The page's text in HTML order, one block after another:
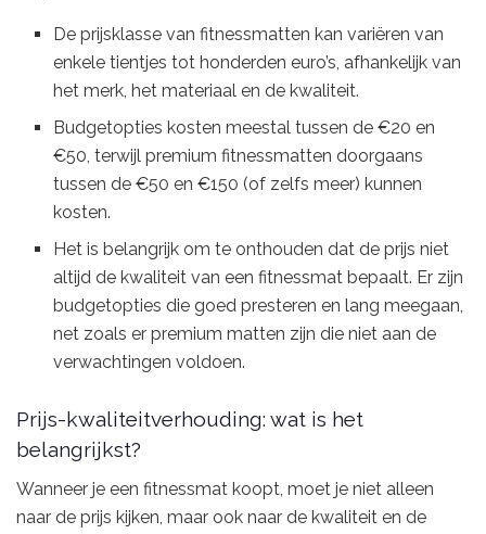
De prijsklasse van fitnessmatten kan variëren van
enkele tientjes tot honderden euro’s, afhankelijk van
het merk, het materiaal en de kwaliteit.
Budgetopties kosten meestal tussen de €20 en
€50, terwijl premium fitnessmatten doorgaans
tussen de €50 en €150 (of zelfs meer) kunnen
kosten.
Het is belangrijk om te onthouden dat de prijs niet
altijd de kwaliteit van een fitnessmat bepaalt. Er zijn
budgetopties die goed presteren en lang meegaan,
net zoals er premium matten zijn die niet aan de
verwachtingen voldoen.
Prijs-kwaliteitverhouding: wat is het
belangrijkst?
Wanneer je een fitnessmat koopt, moet je niet alleen
naar de prijs kijken, maar ook naar de kwaliteit en de